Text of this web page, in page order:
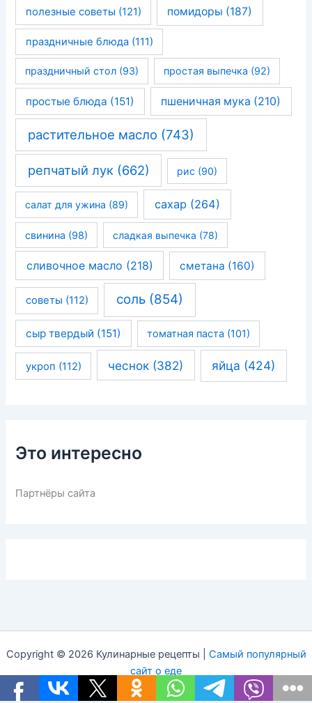
полезные советы (121) помидоры (187)
праздничные блюда(111)
праздничный стол (93) простая выпечка (92)
простые блюда (151) пшеничная мука (210)
растительное масло (743)
репчатый лук(662) рис (90)
салат для ужина (89) сахар (264)
свинина (98) сладкая выпечка (78)
сливочное масло (218) сметана (160)
советы (112) соль(854)
сыр твердый (151) томатная паста (101)
укроп (112) чеснок (382) яйца (424)
Это интересно
Партнёры сайта
Copyright © 2026 Кулинарные рецепты | Самый популярный
сайт о еде